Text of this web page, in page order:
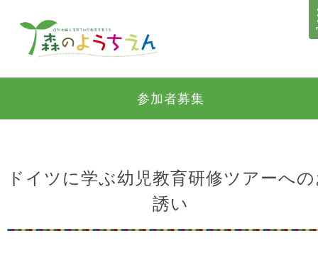
参加者募集
ドイツに学ぶ幼児教育研修ツアーへ
誘い